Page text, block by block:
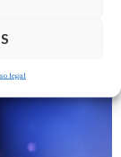
legal